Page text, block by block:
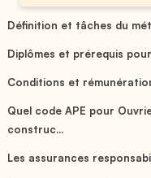
Définition et tâches du
Diplômes et prérequis
Conditions et
Quel code APE pour
construc...
Les assurances